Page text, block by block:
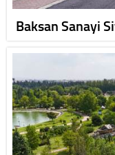
Baksan Sanayi